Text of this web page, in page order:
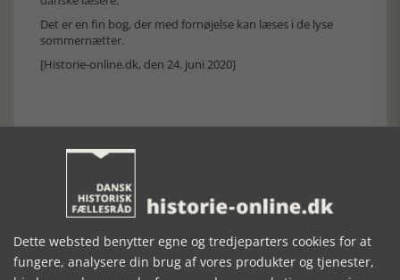
Det er en fin bog, der med fornøjelse kan læses i de lyse
sommernætter.
[Historie-online.dk, den 24. juni 2020]
Forrige artikel
SE RELATEREDE ARTIKLER
Dette websted benytter egne og tredjeparters cookies for at
fungere, analysere din brug af vores produkter og tjenester,